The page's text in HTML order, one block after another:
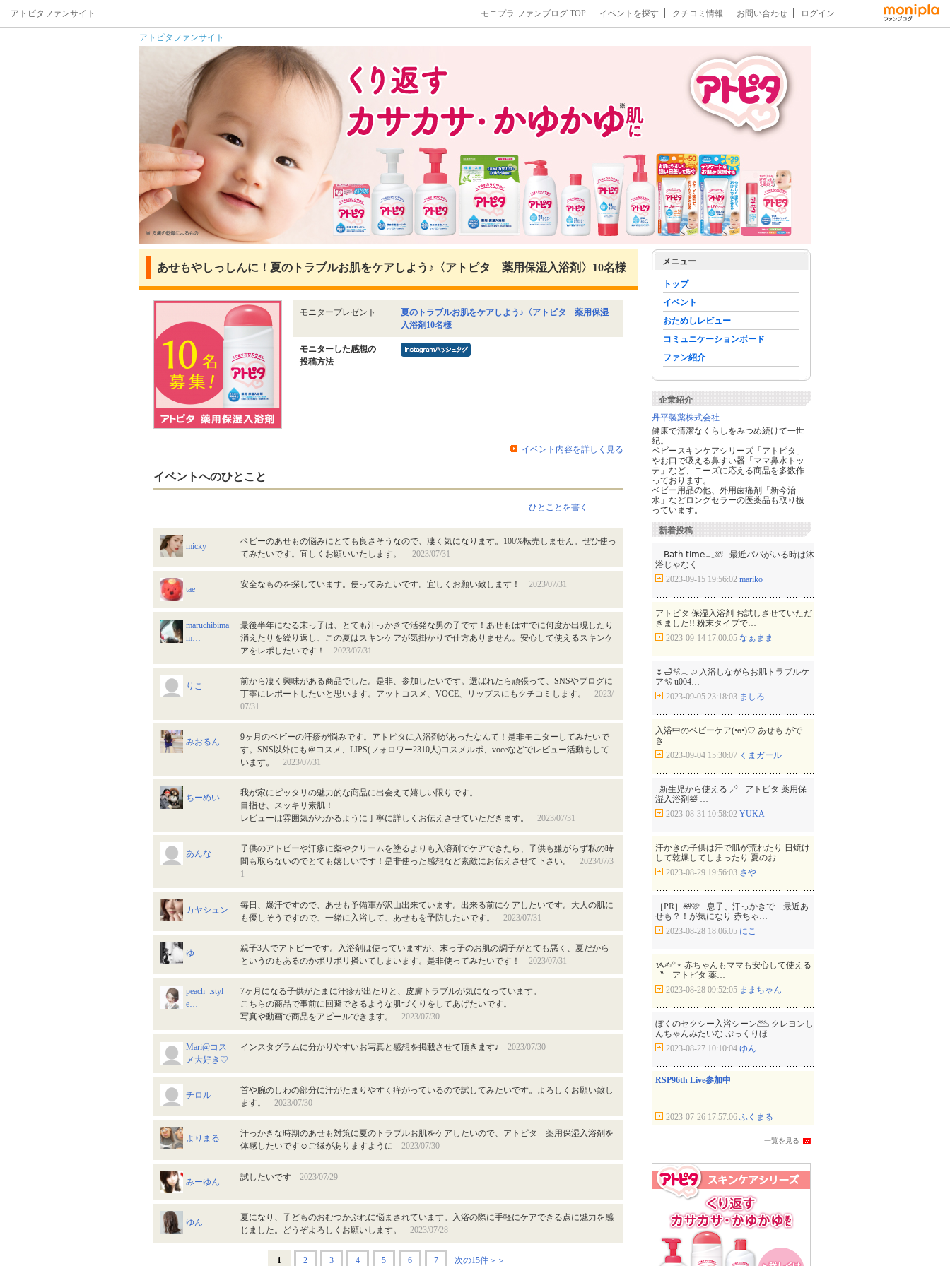
アトピタファンサイト モニプラ ファンブログ TOP イベントを探す クチコミ情報 お問い合わせ ログイン
アトピタファンサイト
あせもやしっしんに！夏のトラブルお肌をケアしよう♪〈アトピタ 薬用保湿入浴剤〉10名様
モニタープレゼント
夏のトラブルお肌をケアしよう♪〈アトピタ 薬用保湿
入浴剤10名様
モニターした感想の
投稿方法
イベント内容を詳しく見る
イベントへのひとこと
ひとことを書く
micky
ベビーのあせもの悩みにとても良さそうなので、凄く気になります。100%転売しません。ぜひ使っ
てみたいです。宜しくお願いいたします。 2023/07/31
tae 安全なものを探しています。使ってみたいです。宜しくお願い致します！ 2023/07/31
maruchibima
m…
最後半年になる末っ子は、とても汗っかきで活発な男の子です！あせもはすでに何度か出現したり
消えたりを繰り返し、この夏はスキンケアが気掛かりで仕方ありません。安心して使えるスキンケ
アをレポしたいです！ 2023/07/31
りこ
前から凄く興味がある商品でした。是非、参加したいです。選ばれたら頑張って、SNSやブログに
丁寧にレポートしたいと思います。アットコスメ、VOCE、リップスにもクチコミします。 2023/
07/31
みおるん
9ヶ月のベビーの汗疹が悩みです。アトピタに入浴剤があったなんて！是非モニターしてみたいで
す。SNS以外にも＠コスメ、LIPS(フォロワー2310人)コスメルポ、voceなどでレビュー活動もして
います。 2023/07/31
ちーめい
我が家にピッタリの魅力的な商品に出会えて嬉しい限りです。
目指せ、スッキリ素肌！
レビューは雰囲気がわかるように丁寧に詳しくお伝えさせていただきます。 2023/07/31
あんな
子供のアトピーや汗疹に薬やクリームを塗るよりも入溶剤でケアできたら、子供も嫌がらず私の時
間も取らないのでとても嬉しいです！是非使った感想など素敵にお伝えさせて下さい。 2023/07/3
1
カヤシュン
毎日、爆汗ですので、あせも予備軍が沢山出来ています。出来る前にケアしたいです。大人の肌に
も優しそうですので、一緒に入浴して、あせもを予防したいです。 2023/07/31
ゆ
親子3人でアトピーです。入浴剤は使っていますが、末っ子のお肌の調子がとても悪く、夏だから
というのもあるのかボリボリ掻いてしまいます。是非使ってみたいです！ 2023/07/31
peach_.styl
e…
7ヶ月になる子供がたまに汗疹が出たりと、皮膚トラブルが気になっています。
こちらの商品で事前に回避できるような肌づくりをしてあげたいです。
写真や動画で商品をアピールできます。 2023/07/30
Mari@コス
メ大好き♡
インスタグラムに分かりやすいお写真と感想を掲載させて頂きます♪ 2023/07/30
チロル
首や腕のしわの部分に汗がたまりやすく痒がっているので試してみたいです。よろしくお願い致し
ます。 2023/07/30
よりまる
汗っかきな時期のあせも対策に夏のトラブルお肌をケアしたいので、アトピタ 薬用保湿入浴剤を
体感したいです☺ご縁がありますように 2023/07/30
みーゆん 試したいです 2023/07/29
ゆん
夏になり、子どものおむつかぶれに悩まされています。入浴の際に手軽にケアできる点に魅力を感
じました。どうぞよろしくお願いします。 2023/07/28
1 2 3 4 5 6 7 次の15件＞＞
メニュー
トップ
イベント
おためしレビュー
コミュニケーションボード
ファン紹介
企業紹介
丹平製薬株式会社
健康で清潔なくらしをみつめ続けて一世
紀。
ベビースキンケアシリーズ「アトピタ」
やお口で吸える鼻すい器「ママ鼻水トッ
テ」など、ニーズに応える商品を多数作
っております。
ベビー用品の他、外用歯痛剤「新今治
水」などロングセラーの医薬品も取り扱
っています。
新着投稿
𝖡𝖺𝗍𝗁 𝗍𝗂𝗆𝖾𓂃🛀 ⁡ ⁡ 最近パパがいる時は沐
浴じゃなく …
2023-09-15 19:56:02 mariko
アトピタ 保湿入浴剤 お試しさせていただ
きました!! 粉末タイプで…
2023-09-14 17:00:05 なぁまま
🌷🛁🫧𓂃𓈒𓏸 入浴しながらお肌トラブルケ
ア🫧 u004…
2023-09-05 23:18:03 ましろ
入浴中のベビーケア(•ө•)♡ あせも がで
き…
2023-09-04 15:30:07 くまガール
⁡ ⁡ 新生児から使える ⸝꙳ ⁡ ⁡ アトピタ 薬用保
湿入浴剤🛀 …
2023-08-31 10:58:02 YUKA
汗かきの子供は汗で肌が荒れたり 日焼け
して乾燥してしまったり 夏のお…
2023-08-29 19:56:03 さや
［PR］🛀🩷 息子、汗っかきで 最近あ
せも？！が気になり 赤ちゃ…
2023-08-28 18:06:05 にこ
ᝰ✍︎꙳⋆ 赤ちゃんもママも安心して使える
〝 アトピタ 薬…
2023-08-28 09:52:05 ままちゃん
ぼくのセクシー入浴シーン𓅹 クレヨンし
んちゃんみたいな ぷっくりほ…
2023-08-27 10:10:04 ゆん
RSP96th Live参加中
2023-07-26 17:57:06 ふくまる
一覧を見る